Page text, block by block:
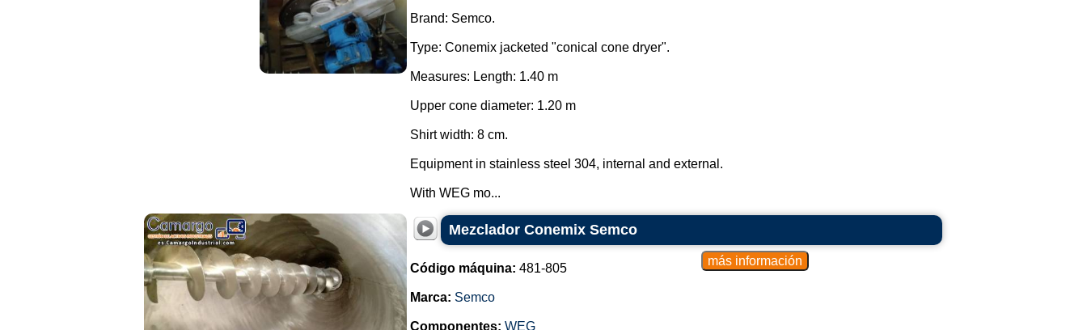
Brand: Semco.
Type: Conemix jacketed "conical cone dryer".
Measures: Length: 1.40 m
Upper cone diameter: 1.20 m
Shirt width: 8 cm.
Equipment in stainless steel 304, internal and external.
With WEG mo...
Mezclador Conemix Semco
Código máquina: 481-805
Marca: Semco
Componentes: WEG